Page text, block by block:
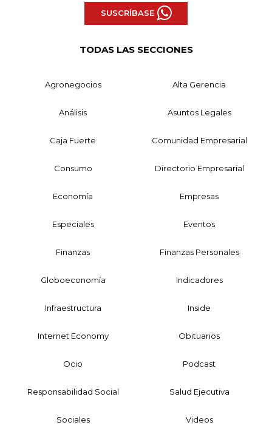
SUSCRÍBASE
TODAS LAS SECCIONES
Agronegocios Alta Gerencia
Análisis Asuntos Legales
Caja Fuerte Comunidad Empresarial
Consumo Directorio Empresarial
Economía Empresas
Especiales Eventos
Finanzas Finanzas Personales
Globoeconomía Indicadores
Infraestructura Inside
Internet Economy Obituarios
Ocio Podcast
Responsabilidad Social Salud Ejecutiva
Sociales Videos